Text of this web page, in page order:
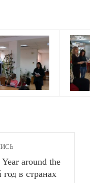
around the
в странах